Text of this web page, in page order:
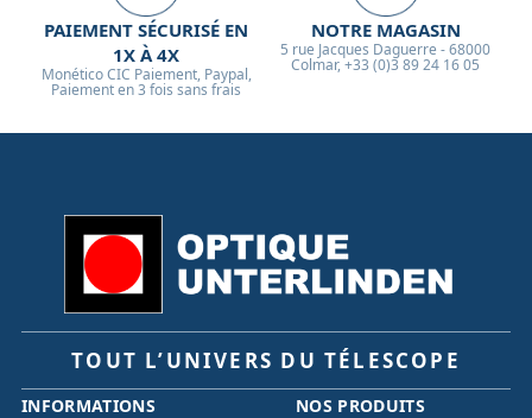
PAIEMENT SÉCURISÉ EN
1X À 4X
Monético CIC Paiement, Paypal,
Paiement en 3 fois sans frais
NOTRE MAGASIN
5 rue Jacques Daguerre - 68000
Colmar, +33 (0)3 89 24 16 05
TOUT L’UNIVERS DU TÉLESCOPE
INFORMATIONS NOS PRODUITS